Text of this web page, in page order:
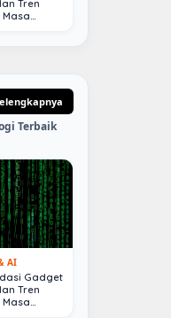
Tren
Masa
Terbaik
AI
Gadget
Tren
Masa